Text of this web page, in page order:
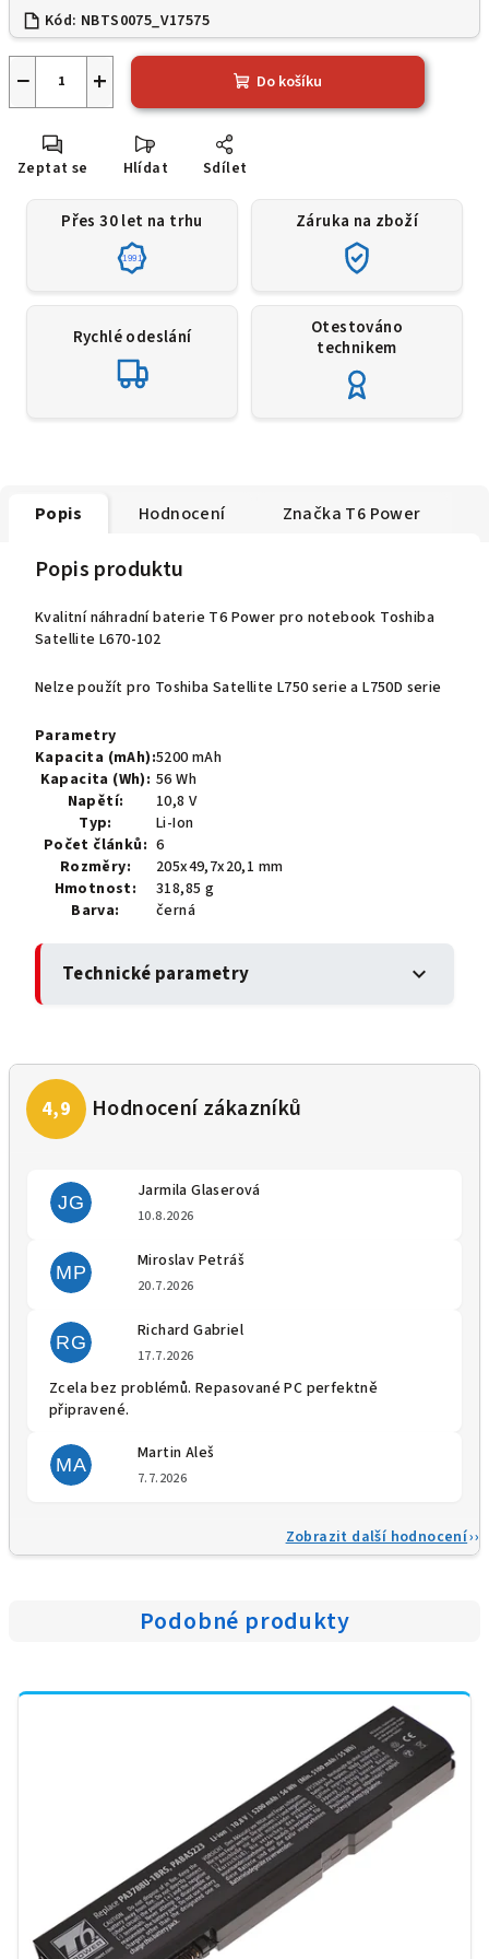
Kód: NBTS0075_V17575
+
− Do košíku
Zeptat se Hlídat Sdílet
Přes 30 let na trhu
1991
Záruka na zboží
Rychlé odeslání
Otestováno
technikem
Popis Hodnocení Značka T6 Power
Popis produktu
Kvalitní náhradní baterie T6 Power pro notebook Toshiba
Satellite L670-102
Nelze použít pro Toshiba Satellite L750 serie a L750D serie
Parametry
Kapacita (mAh):5200 mAh
Kapacita (Wh): 56 Wh
Napětí:
10,8 V
Typ:
Li-Ion
Počet článků: 6
Rozměry:
205x49,7x20,1 mm
Hmotnost:
318,85 g
Barva:
černá
Technické parametry expand_more
JG
Jarmila Glaserová
10.8.2026
MP
Miroslav Petráš
20.7.2026
RG
Richard Gabriel
17.7.2026
Zcela bez problémů. Repasované PC perfektně
připravené.
MA
Martin Aleš
7.7.2026
Zobrazit další hodnocení
Podobné produkty